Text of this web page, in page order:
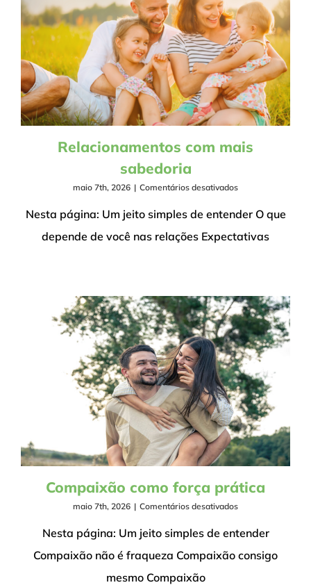
Relacionamentos com mais
sabedoria
maio 7th, 2026 | Comentários desativadosem
com
sabedoria
Nesta página: Um jeito simples de entender O que
depende de você nas relações Expectativas
Compaixão como força prática
maio 7th, 2026 | Comentários desativadosem
como
prática
Nesta página: Um jeito simples de entender
Compaixão não é fraqueza Compaixão consigo
mesmo Compaixão